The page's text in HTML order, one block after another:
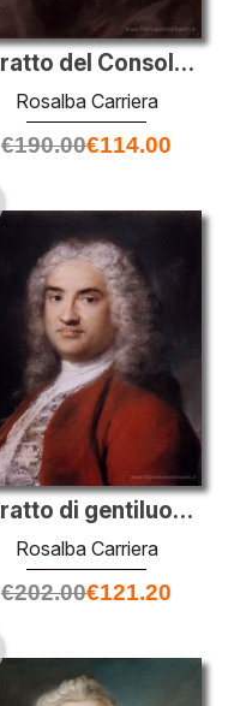
Ritratto del Console francese Jean Le Blond
Rosalba Carriera
€190.00€114.00
Ritratto di gentiluomo in Red
Rosalba Carriera
€202.00€121.20